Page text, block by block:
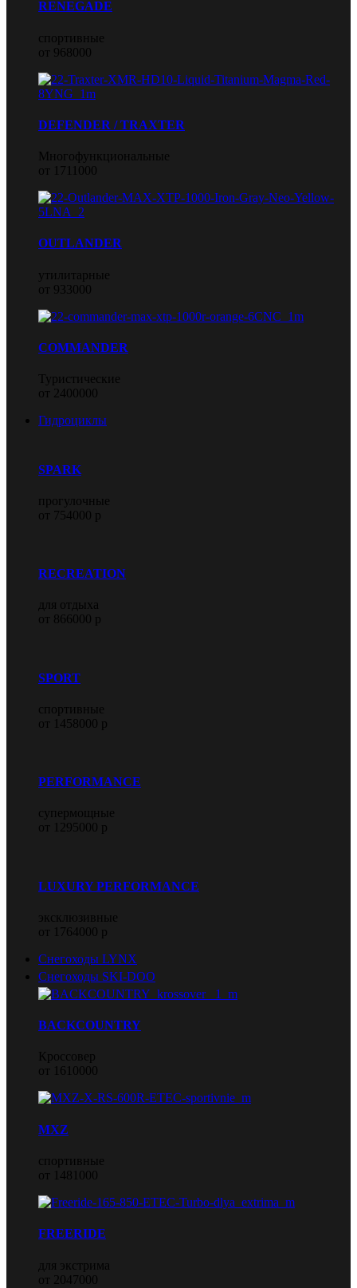
RENEGADE
спортивные
от 968000
DEFENDER / TRAXTER
Многофункциональные
от 1711000
OUTLANDER
утилитарные
от 933000
COMMANDER
Туристические
от 2400000
Гидроциклы
SPARK
прогулочные
от 754000 р
RECREATION
для отдыха
от 866000 р
SPORT
спортивные
от 1458000 р
PERFORMANCE
супермощные
от 1295000 р
LUXURY PERFORMANCE
эксклюзивные
от 1764000 р
Снегоходы LYNX
Снегоходы SKI-DOO
BACKCOUNTRY
Кроссовер
от 1610000
MXZ
спортивные
от 1481000
FREERIDE
для экстрима
от 2047000